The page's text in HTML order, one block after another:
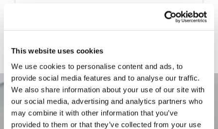
This website uses cookies
We use cookies to personalise content and ads, to
provide social media features and to analyse our traffic.
We also share information about your use of our site with
our social media, advertising and analytics partners who
may combine it with other information that you’ve
provided to them or that they’ve collected from your use
Newsletter
Κάνετε εγγραφή και μάθετε πρώτοι τα νέα μας.